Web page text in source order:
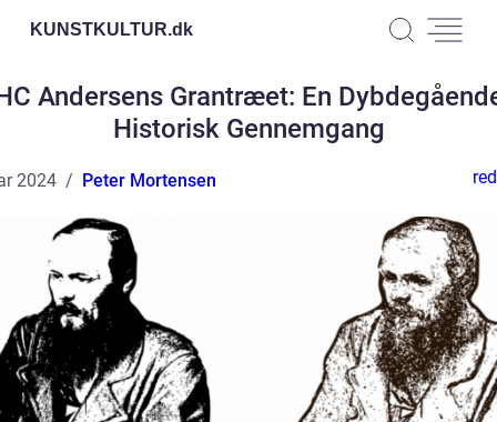
KUNSTKULTUR.dk
Andersens Grantræet: En
Historisk Gennemgang
2024 Peter Mortensen